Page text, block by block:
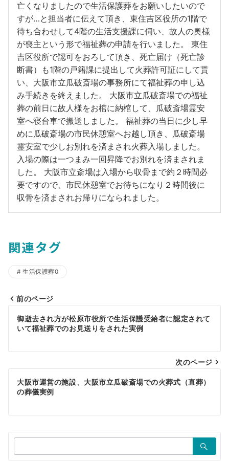
亡くなりましたので生活保護葬をお願いしたいので
すが…と担当者に伝えて頂き、東住吉区役所の1階で
待ち合わせして4階の生活支援課に伺い、故人の奥様
が喪主という形で福祉葬の申請を行いました。 東住
吉区役所で認可をおろして頂き、死亡届け（死亡診
断書）も1階の戸籍課に提出して火葬許可証にして貰
い、大阪市立瓜破斎場の事務所にて福祉葬の申し込
み手続きを終えました。 大阪市立瓜破斎場での福祉
葬の前日に故人様をお棺に納棺して、瓜破斎場霊安
室へ寝台車で搬送しました。 福祉葬の当日に少し早
めに瓜破斎場の市民休憩室へお越し頂き、瓜破斎場
霊安室で少しお別れを済まされ火葬入場しました。
入場の際は一つまみ一回昇降でお別れを済まされま
した。 大阪市立斎場は入場から収骨まで約２時間必
要ですので、市民休憩室でお待ちになり２時間後に
収骨を済まされお帰りになられました。
関連タグ
生活保護葬0
投
稿
ナ
ビ
ゲ
ー
シ
ョ
ン
前のページ
御逝去され方が松原市役所で生活保護受給者に認定されて
いて福祉葬でのお見送りをされた実例
次のページ
大阪市運営の施設、大阪市立瓜破斎場での火葬式（直葬）
の葬儀実例
索：